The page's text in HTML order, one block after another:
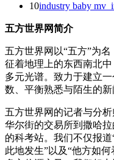
10industry baby
五方世界网简介
五方世界网以“五方”为
征着地理上的东西南北
多元光谱。致力于建立
数、平衡熟悉与陌生的新
五方世界网的记者与分
华尔街的交易所到撒哈
的科考站。我们不仅报
此地发生”以及“他方如